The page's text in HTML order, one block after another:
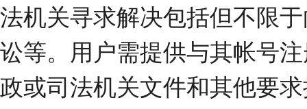
法机关寻求解决包括但不限
讼等。用户需提供与其帐号
政或司法机关文件和其他要